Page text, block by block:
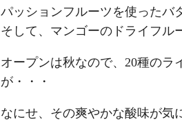
パッションフルーツを使ったバ
そして、マンゴーのドライフル
オープンは秋なので、20種のラ
が・・・
なにせ、その爽やかな酸味が気